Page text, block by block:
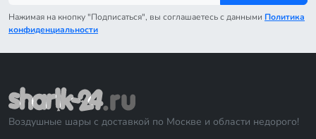
Нажимая на кнопку "Подписаться", вы соглашаетесь с данными Политика
конфиденциальности
Воздушные шары с доставкой по Москве и области недорого!